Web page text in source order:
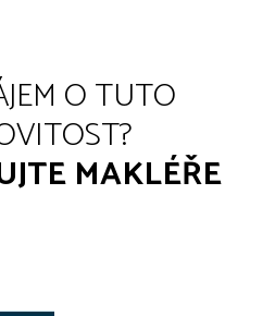
O TUTO
MAKLÉŘE